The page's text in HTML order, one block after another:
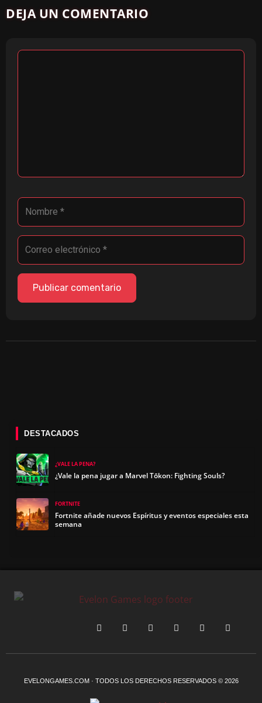
DEJA UN COMENTARIO
DESTACADOS
¿VALE LA PENA?
¿Vale la pena jugar a Marvel Tōkon: Fighting Souls?
FORTNITE
Fortnite añade nuevos Espíritus y eventos especiales esta
semana
EVELONGAMES.COM · TODOS LOS DERECHOS RESERVADOS © 2026